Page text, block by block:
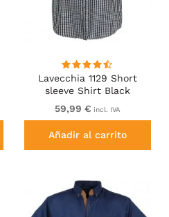
Lavecchia 1129 Short
sleeve Shirt Black
59,99 € incl. IVA
Añadir al carrito